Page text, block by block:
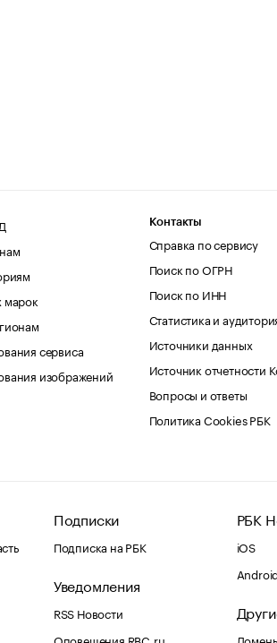
марок
сервиса
изображений
Контакты
Справка по сервису
Поиск по ОГРН
Поиск по ИНН
Статистика и
Источники данных
Источник отчетности
Вопросы и ответы
Политика Cookies РБК
Подписки
Подписка на РБК
Уведомления
RSS Новости
Оповещения RBC.ru
РБК
iOS